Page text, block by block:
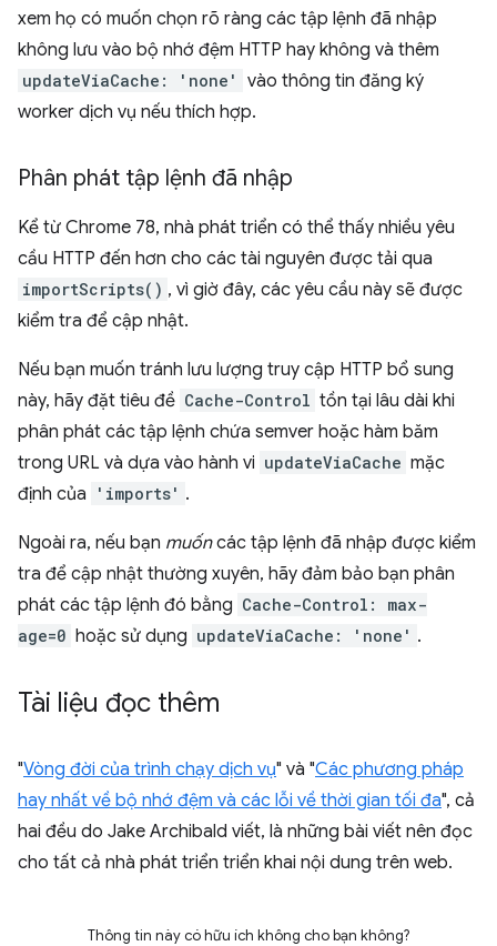
xem họ có muốn chọn rõ ràng các tập lệnh đã nhập
không lưu vào bộ nhớ đệm HTTP hay không và thêm
updateViaCache: 'none'
vào thông tin đăng ký
worker dịch vụ nếu thích hợp.
Phân phát tập lệnh đã nhập
Kể từ Chrome 78, nhà phát triển có thể thấy nhiều yêu
cầu HTTP đến hơn cho các tài nguyên được tải qua
importScripts() , vì giờ đây, các yêu cầu này sẽ được
kiểm tra để cập nhật.
Nếu bạn muốn tránh lưu lượng truy cập HTTP bổ sung
này, hãy đặt tiêu đề Cache-Control tồn tại lâu dài khi
phân phát các tập lệnh chứa semver hoặc hàm băm
trong URL và dựa vào hành vi updateViaCache mặc
định của
'imports' .
Ngoài ra, nếu bạn muốncác tập lệnh đã nhập được kiểm
tra để cập nhật thường xuyên, hãy đảm bảo bạn phân
phát các tập lệnh đó bằng Cache-Control: max-
age=0 hoặc sử dụng updateViaCache: 'none' .
Tài liệu đọc thêm
"Vòng đời của trình chạy dịch vụ" và "Các phương pháp
hay nhất về bộ nhớ đệm và các lỗi về thời gian tối đa", cả
hai đều do Jake Archibald viết, là những bài viết nên đọc
cho tất cả nhà phát triển triển khai nội dung trên web.
Thông tin này có hữu ích không cho bạn không?